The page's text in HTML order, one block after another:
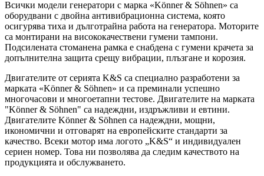
Всички модели генератори с марка «Könner & Söhnen» са
оборудвани с двойна антивибрационна система, която
осигурява тиха и дълготрайна работа на генератора. Моторите
са монтирани на висококачествени гумени тампони.
Подсилената стоманена рамка е снабдена с гумени крачета за
допълнителна защита срещу вибрации, плъзгане и корозия.
Двигателите от серията K&S са специално разработени за
марката «Könner & Söhnen» и са преминали успешно
многочасови и многоетапни тестове. Двигателите на марката
"Könner & Söhnen" са надеждни, издръжливи и евтини.
Двигателите Könner & Söhnen са надеждни, мощни,
икономични и отговарят на европейските стандарти за
качество. Всеки мотор има логото „K&S“ и индивидуален
сериен номер. Това ни позволява да следим качеството на
продукцията и обслужването.